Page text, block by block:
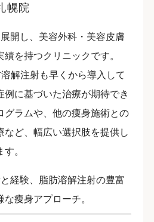
幌院
開し、美容外科・美容皮膚
を持つクリニックです。
解注射も早くから導入して
例に基づいた治療が期待でき
グラムや、他の痩身施術との
など、幅広い選択肢を提供し
。
経験、脂肪溶解注射の豊富
痩身アプローチ。